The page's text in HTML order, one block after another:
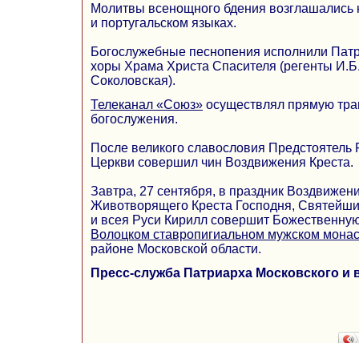
Молитвы всенощного бдения возглашались
и португальском языках.
Богослужебные песнопения исполнили
хоры Храма Христа Спасителя (регенты
Соколовская).
Телеканал «Союз» осуществлял прямую
богослужения.
После великого славословия
Церкви совершил чин Воздвижения Креста.
Завтра, 27 сентября, в праздник
Животворящего Креста Господня,
и всея Руси Кирилл совершит
Волоцком ставропигиальном мужском
районе Московской области.
Пресс-служба Патриарха Московского и